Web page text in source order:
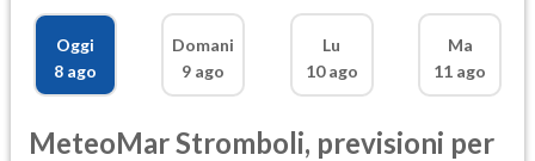
Oggi
8 ago
Domani
9 ago
Lu
10 ago
Ma
11 ago
MeteoMarStromboli, previsioni per